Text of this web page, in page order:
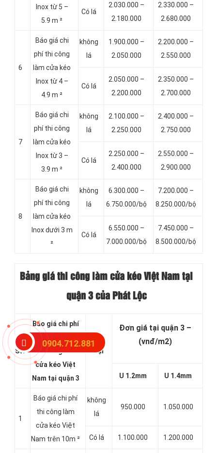
Inox từ 5 –
5.9 m ²
Có lá
2.030.000 –
2.180.000
2.330.000 –
2.680.000
6
Báo giá chi
phí thi công
làm cửa kéo
Inox từ 4 –
4.9 m ²
không
lá
1.900.000 –
2.050.000
2.200.000 –
2.550.000
Có lá
2.050.000 –
2.200.000
2.350.000 –
2.700.000
7
Báo giá chi
phí thi công
làm cửa kéo
Inox từ 3 –
3.9 m ²
không
lá
2.100.000 –
2.250.000
2.400.000 –
2.750.000
Có lá
2.250.000 –
2.400.000
2.550.000 –
2.900.000
8
Báo giá chi
phí thi công
làm cửa kéo
Inox dưới 3 m
²
không
lá
6.300.000 –
6.750.000/bộ
7.200.000 –
8.250.000/bộ
Có lá
6.550.000 –
7.000.000/bộ
7.450.000 –
8.500.000/bộ
Bảng giá thi công làm cửa kéo Việt Nam tại
quận 3 của Phát Lộc
Stt
Báo giá chi phí
các hạng mục
thi công làm
cửa kéo Việt
Nam tại quận 3
Loại
Đơn giá tại quận 3 –
(vnđ/m2)
U 1.2mm U 1.4mm
1
Báo giá chi phí
thi công làm
cửa kéo Việt
Nam trên 10m ²
không
lá
950.000 1.050.000
Có lá 1.100.000 1.200.000
0904.712.881